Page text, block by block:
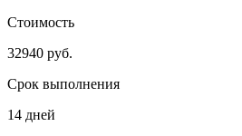
Стоимость
32940 руб.
Срок выполнения
14 дней